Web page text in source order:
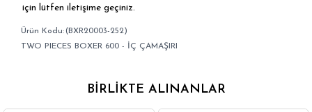
için lütfen iletişime geçiniz.
(BXR20003-252)
TWO PIECES BOXER 600 - İÇ ÇAMAŞIRI
BIRLIKTE ALINANLAR